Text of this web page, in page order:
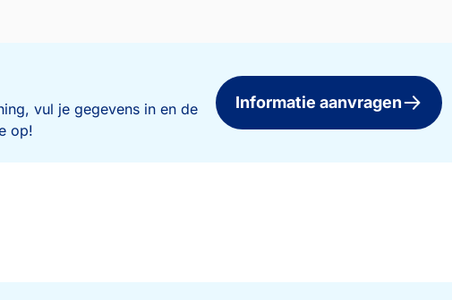
vul je gegevens in en de
op!
Informatie aanvragen